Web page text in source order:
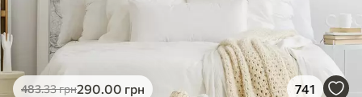
483.33грн290.00 грн 741